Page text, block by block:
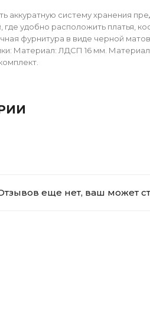
аккуратную систему хранения
удобно расположить платья,
фурнитура в виде черной
Материал: ЛДСП 16 мм. Материал
еще нет, ваш может